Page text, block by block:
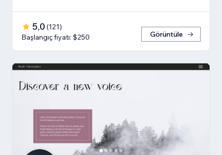
5,0 (121)
Başlangıç fiyatı: $250
Görüntüle